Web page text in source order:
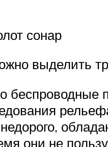
сонар
выделить
беспроводные
они не